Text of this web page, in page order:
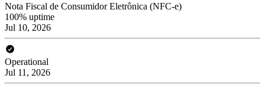
Nota Fiscal de Consumidor Eletrônica (NFC-e)
100% uptime
Jul 10, 2026
Operational
Jul 11, 2026